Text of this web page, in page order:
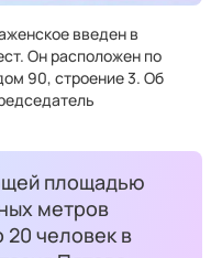
введен в
Он расположен по
90, строение 3. Об
площадью
метров
20 человек в